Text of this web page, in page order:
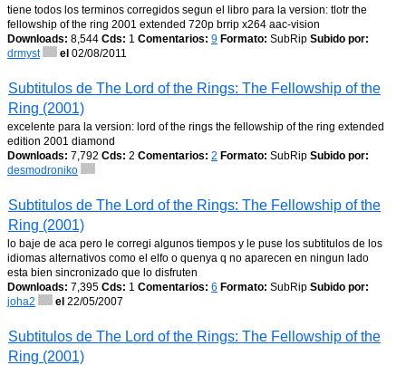
tiene todos los terminos corregidos segun el libro para la version: tlotr the
fellowship of the ring 2001 extended 720p brrip x264 aac-vision
Downloads: 8,544 Cds: 1 Comentarios: 9 Formato: SubRip Subido por:
drmyst
el 02/08/2011
Subtitulos de The Lord of the Rings: The Fellowship of the
Ring (2001)
excelente para la version: lord of the rings the fellowship of the ring extended
edition 2001 diamond
Downloads: 7,792 Cds: 2 Comentarios: 2 Formato: SubRip Subido por:
desmodroniko
Subtitulos de The Lord of the Rings: The Fellowship of the
Ring (2001)
lo baje de aca pero le corregi algunos tiempos y le puse los subtitulos de los
idiomas alternativos como el elfo o quenya q no aparecen en ningun lado
esta bien sincronizado que lo disfruten
Downloads: 7,395 Cds: 1 Comentarios: 6 Formato: SubRip Subido por:
joha2
el 22/05/2007
Subtitulos de The Lord of the Rings: The Fellowship of the
Ring (2001)